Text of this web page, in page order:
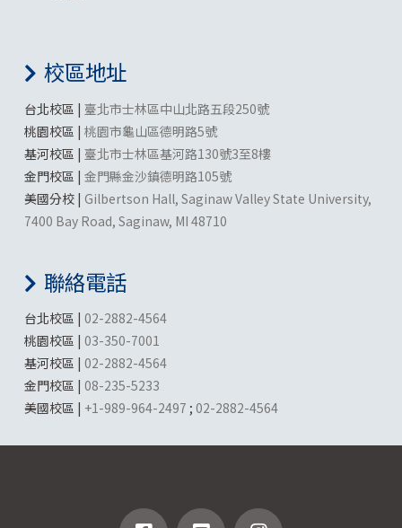
校區地址
台北校區 | 臺北市士林區中山北路五段250號
桃園校區 | 桃園市龜山區德明路5號
基河校區 | 臺北市士林區基河路130號3至8樓
金門校區 | 金門縣金沙鎮德明路105號
美國分校 | Gilbertson Hall, Saginaw Valley State University,
7400 Bay Road, Saginaw, MI 48710
聯絡電話
台北校區 | 02-2882-4564
桃園校區 | 03-350-7001
基河校區 | 02-2882-4564
金門校區 | 08-235-5233
美國校區 | +1-989-964-2497 ; 02-2882-4564